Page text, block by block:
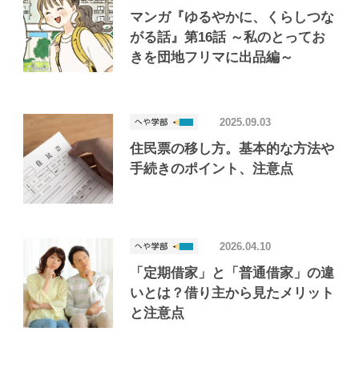
マンガ『ゆるやかに、くらしつな
がる話』第16話 ～私のとってお
きを団地フリマに出品編～
住民票の移し方。基本的な方法や
手続きのポイント、注意点
2025.09.03
「定期借家」と「普通借家」の違
いとは？借り主から見たメリット
と注意点
2026.04.10